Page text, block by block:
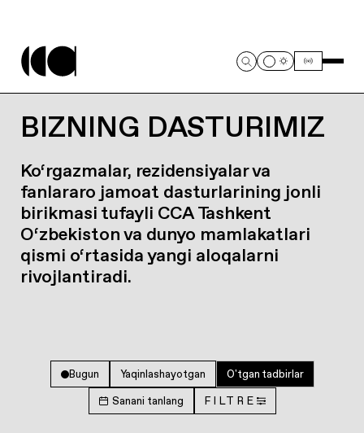
BIZNING DASTURIMIZ
Ko‘rgazmalar, rezidensiyalar va
fanlararo jamoat dasturlarining jonli
birikmasi tufayli CCA Tashkent
O‘zbekiston va dunyo mamlakatlari
qismi o‘rtasida yangi aloqalarni
rivojlantiradi.
Bugun Yaqinlashayotgan O'tgan tadbirlar
Sanani tanlang FILTRE